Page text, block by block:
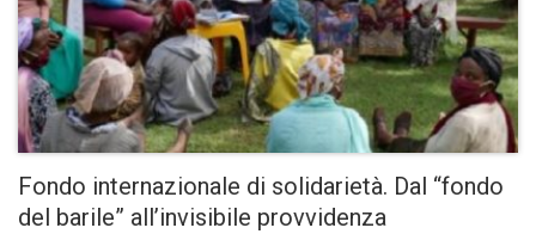
Fondo internazionale di solidarietà. Dal “fondo
del barile” all’invisibile provvidenza